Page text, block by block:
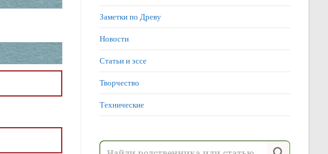
Заметки по Древу
Новости
Статьи и эссе
Творчество
Технические